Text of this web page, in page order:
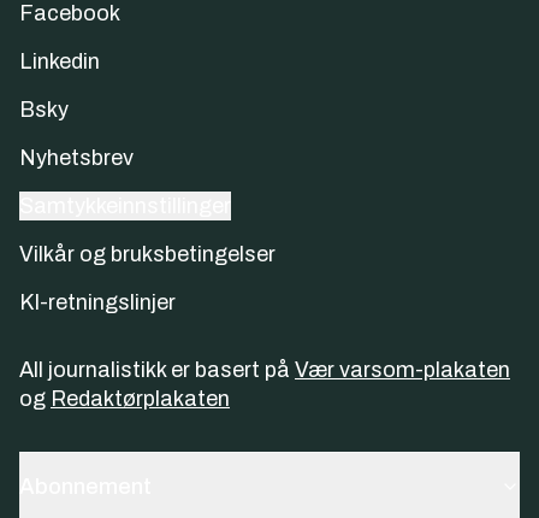
Facebook
Linkedin
Bsky
Nyhetsbrev
Vilkår og bruksbetingelser
KI-retningslinjer
All journalistikk er basert på Vær varsom-plakaten
og Redaktørplakaten